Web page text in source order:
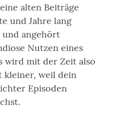
alten Beiträge
und Jahre lang
angehört
Nutzen eines
wird mit der Zeit also
kleiner, weil dein
Episoden